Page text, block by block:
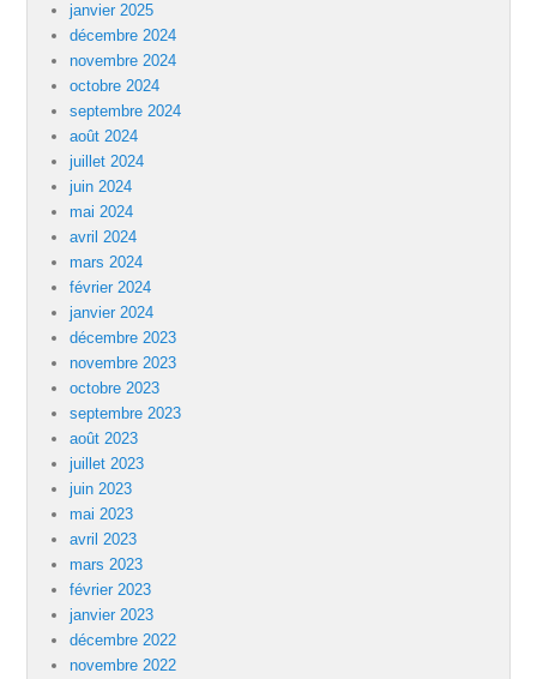
janvier 2025
décembre 2024
novembre 2024
octobre 2024
septembre 2024
août 2024
juillet 2024
juin 2024
mai 2024
avril 2024
mars 2024
février 2024
janvier 2024
décembre 2023
novembre 2023
octobre 2023
septembre 2023
août 2023
juillet 2023
juin 2023
mai 2023
avril 2023
mars 2023
février 2023
janvier 2023
décembre 2022
novembre 2022